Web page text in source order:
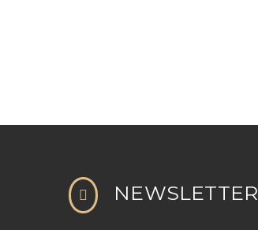
NEWSLETTER